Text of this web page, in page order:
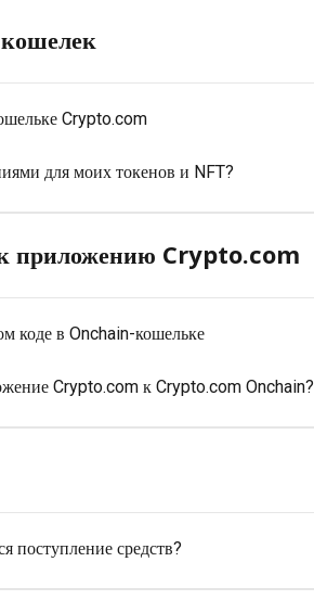
Crypto.com
для моих токенов и NFT?
приложению Crypto.com
коде в Onchain-кошельке
Crypto.com к Crypto.com Onchain?
поступление средств?